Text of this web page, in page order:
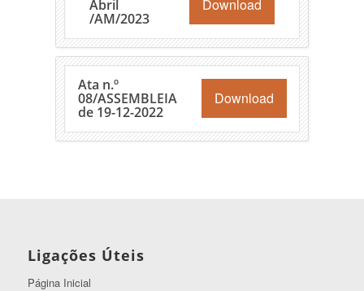
Abril
/AM/2023
Download
Ata n.º
08/ASSEMBLEIA
de 19-12-2022
Download
Ligações Úteis
Página Inicial